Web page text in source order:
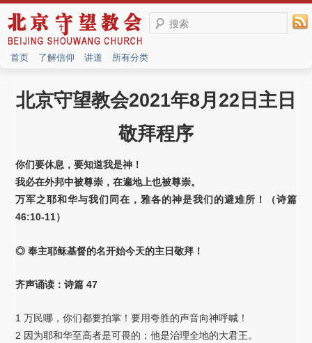
搜索
首页 了解信仰 讲道 所有分类
北京守望教会2021年8月22日主日
敬拜程序
你们要休息，要知道我是神！
我必在外邦中被尊崇，在遍地上也被尊崇。
万军之耶和华与我们同在，雅各的神是我们的避难所！（诗篇
46:10-11）
◎ 奉主耶稣基督的名开始今天的主日敬拜！
齐声诵读：诗篇 47
1 万民哪，你们都要拍掌！要用夸胜的声音向神呼喊！
2 因为耶和华至高者是可畏的；他是治理全地的大君王。